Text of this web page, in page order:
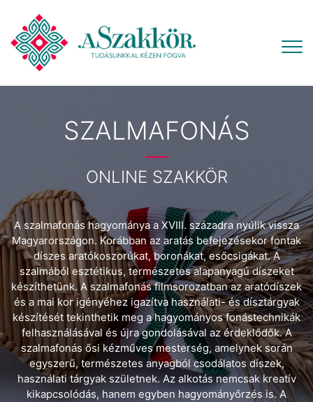
SZALMAFONÁS
ONLINE SZAKKÖR
A szalmafonás hagyománya a XVIII. századra nyúlik vissza
Magyarországon. Korábban az aratás befejezésekor fontak
díszes aratókoszorúkat, boronákat, esőcsigákat. A
szalmából esztétikus, természetes alapanyagú díszeket
készíthetünk. A szalmafonás filmsorozatban az aratódíszek
és a mai kor igényéhez igazítva használati- és dísztárgyak
készítését tekinthetik meg a hagyományos fonástechnikák
felhasználásával és újra gondolásával az érdeklődők. A
szalmafonás ősi kézműves mesterség, amelynek során
egyszerű, természetes anyagból csodálatos díszek,
használati tárgyak születnek. Az alkotás nemcsak kreatív
kikapcsolódás, hanem egyben hagyományőrzés is. A